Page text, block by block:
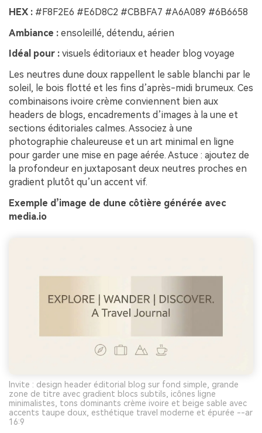
HEX : #F8F2E6 #E6D8C2 #CBBFA7 #A6A089 #6B6658
Ambiance : ensoleillé, détendu, aérien
Idéal pour : visuels éditoriaux et header blog voyage
Les neutres dune doux rappellent le sable blanchi par le
soleil, le bois flotté et les fins d’après-midi brumeux. Ces
combinaisons ivoire crème conviennent bien aux
headers de blogs, encadrements d’images à la une et
sections éditoriales calmes. Associez à une
photographie chaleureuse et un art minimal en ligne
pour garder une mise en page aérée. Astuce : ajoutez de
la profondeur en juxtaposant deux neutres proches en
gradient plutôt qu’un accent vif.
Exemple d’image de dune côtière générée avec
media.io
Invite : design header éditorial blog sur fond simple, grande
zone de titre avec gradient blocs subtils, icônes ligne
minimalistes, tons dominants crème ivoire et beige sable avec
accents taupe doux, esthétique travel moderne et épurée --ar
16:9